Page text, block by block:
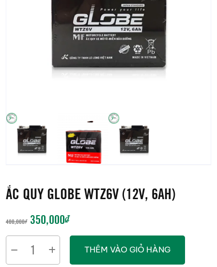
ẮC QUY GLOBE WTZ6V (12V, 6AH)
400,000₫ GIÁ
GỐC
LÀ:
350,000₫GIÁ
HIỆN
THÊM VÀO GIỎ HÀNG